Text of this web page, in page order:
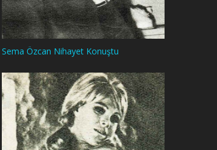
Sema Özcan Nihayet Konuştu